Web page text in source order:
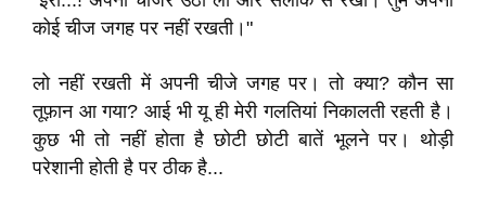
कोई चीज जगह पर नहीं रखती।"
लो नहीं रखती में अपनी चीजे जगह पर। तो क्या? कौन सा
तूफ़ान आ गया? आई भी यू ही मेरी गलतियां निकालती रहती है।
कुछ भी तो नहीं होता है छोटी छोटी बातें भूलने पर। थोड़ी
परेशानी होती है पर ठीक है...